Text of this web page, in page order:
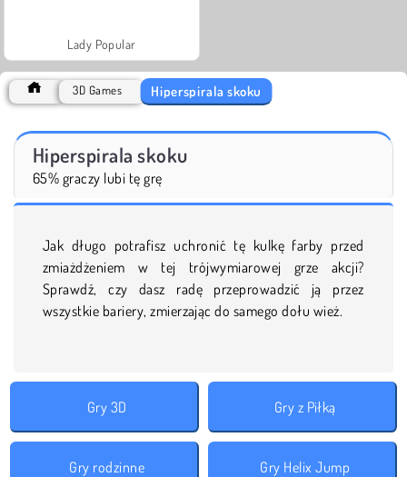
Lady Popular
3D Games Hiperspirala skoku
Hiperspirala skoku
65% graczy lubi tę grę
Jak długo potrafisz uchronić tę kulkę farby przed
zmiażdżeniem w tej trójwymiarowej grze akcji?
Sprawdź, czy dasz radę przeprowadzić ją przez
wszystkie bariery, zmierzając do samego dołu wież.
Gry 3D Gry z Piłką
Gry rodzinne Gry Helix Jump